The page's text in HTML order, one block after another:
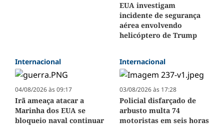
EUA investigam
incidente de segurança
aérea envolvendo
helicóptero de Trump
Internacional
04/08/2026 às 09:17
Irã ameaça atacar a
Marinha dos EUA se
bloqueio naval continuar
Internacional
03/08/2026 às 17:28
Policial disfarçado de
arbusto multa 74
motoristas em seis horas